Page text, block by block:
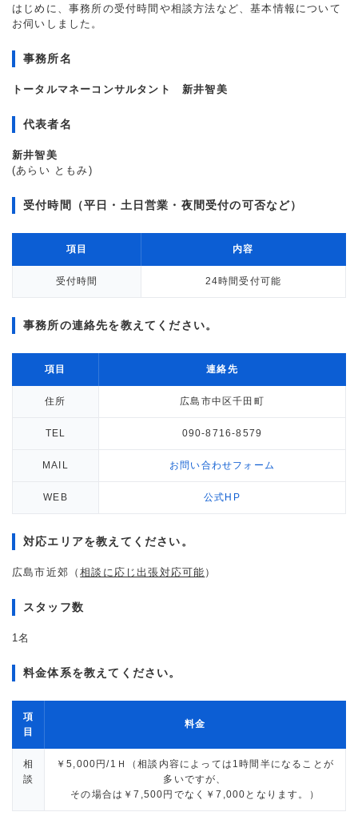
はじめに、事務所の受付時間や相談方法など、基本情報について
お伺いしました。
事務所名
トータルマネーコンサルタント 新井智美
代表者名
新井智美
(あらい ともみ)
受付時間（平日・土日営業・夜間受付の可否など）
項目 内容
受付時間 24時間受付可能
事務所の連絡先を教えてください。
項目 連絡先
住所 広島市中区千田町
TEL 090-8716-8579
MAIL お問い合わせフォーム
WEB 公式HP
対応エリアを教えてください。
広島市近郊（相談に応じ出張対応可能 ）
スタッフ数
1名
料金体系を教えてください。
項
目
料金
相
談
￥5,000円/1Ｈ（相談内容によっては1時間半になることが
多いですが、
その場合は￥7,500円でなく￥7,000となります。）